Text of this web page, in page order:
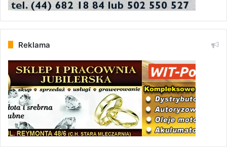
Reklama